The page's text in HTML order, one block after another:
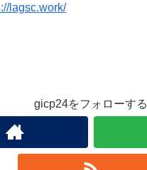
lagsc.work/
gicp24をフォローする